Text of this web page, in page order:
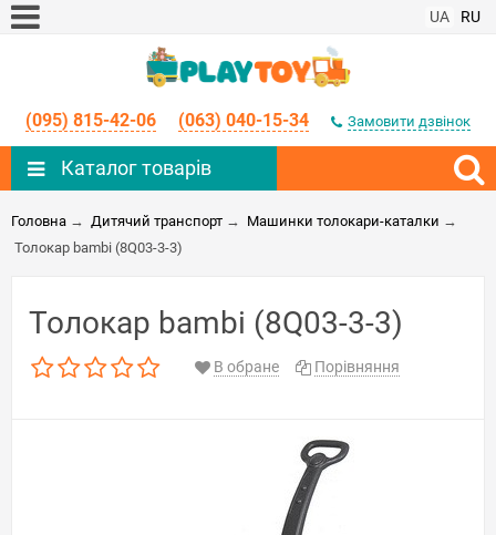
UA RU
(095) 815-42-06 (063) 040-15-34 Замовити дзвінок
Каталог товарів
Головна → Дитячий транспорт → Машинки толокари-каталки →
Толокар bambi (8Q03-3-3)
Толокар bambi (8Q03-3-3)
В обране Порівняння